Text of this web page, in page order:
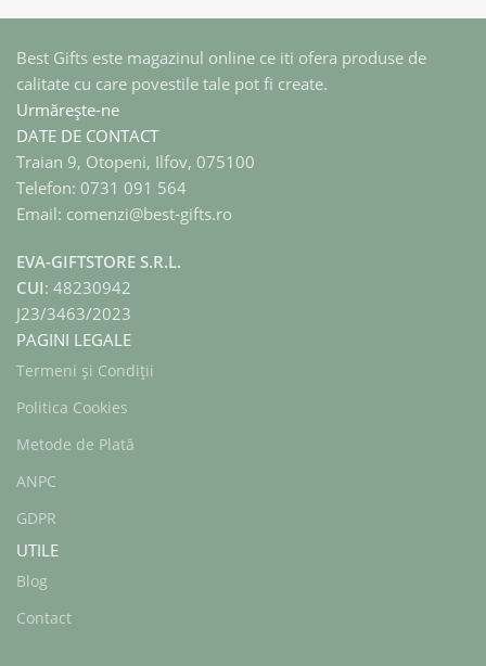
Best Gifts este magazinul online ce iti ofera produse de
calitate cu care povestile tale pot fi create.
Urmărește-ne
DATE DE CONTACT
Traian 9, Otopeni, Ilfov, 075100
Telefon: 0731 091 564
Email: comenzi@best-gifts.ro
EVA-GIFTSTORE S.R.L.
CUI: 48230942
J23/3463/2023
PAGINI LEGALE
Termeni și Condiții
Politica Cookies
Metode de Plată
ANPC
GDPR
UTILE
Blog
Contact